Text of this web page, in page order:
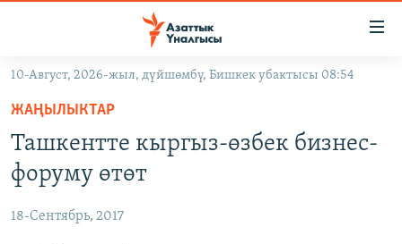
Навигацияга
өтүңүз
Издөөгө
салыңыз
ЭКОНОМИКА
ДҮЙНӨ
БОРБОР АЗИЯ
УКРАИНА
АТАЙЫН ИЛИКТӨӨ
10-Август, 2026-жыл, дүйшөмбү, Бишкек убактысы 08:54
ЖАҢЫЛЫКТАР
Ташкентте кыргыз-өзбек бизнес-
форуму өтөт
18-Сентябрь, 2017